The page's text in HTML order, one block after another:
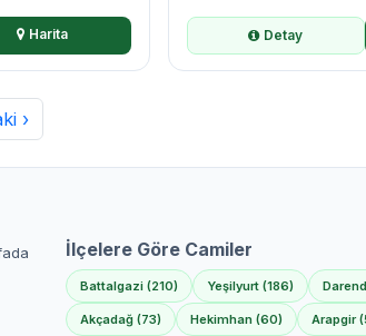
Harita Detay
›
İlçelere Göre Camiler
Battalgazi (210) Yeşilyurt (186)
Akçadağ (73) Hekimhan (60) Arapgir